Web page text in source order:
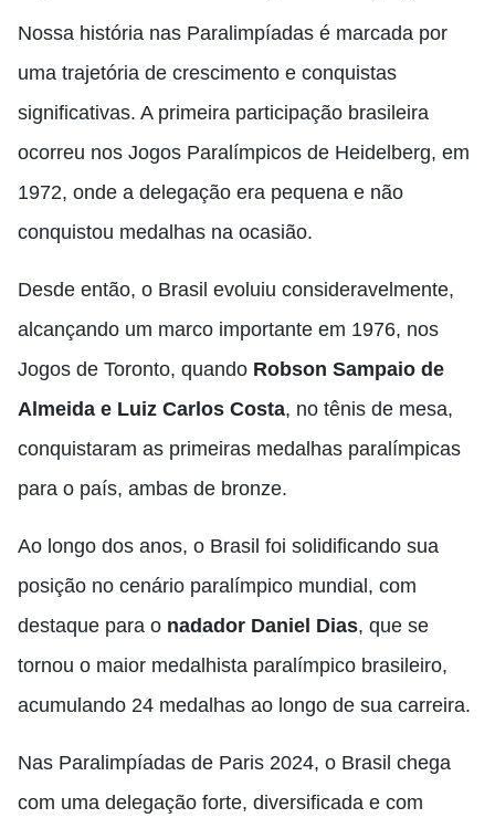
Nossa história nas Paralimpíadas é marcada por
uma trajetória de crescimento e conquistas
significativas. A primeira participação brasileira
ocorreu nos Jogos Paralímpicos de Heidelberg, em
1972, onde a delegação era pequena e não
conquistou medalhas na ocasião.
Desde então, o Brasil evoluiu consideravelmente,
alcançando um marco importante em 1976, nos
Jogos de Toronto, quando Robson Sampaio de
Almeida e Luiz Carlos Costa, no tênis de mesa,
conquistaram as primeiras medalhas paralímpicas
para o país, ambas de bronze.
Ao longo dos anos, o Brasil foi solidificando sua
posição no cenário paralímpico mundial, com
destaque para o nadador Daniel Dias, que se
tornou o maior medalhista paralímpico brasileiro,
acumulando 24 medalhas ao longo de sua carreira.
Nas Paralimpíadas de Paris 2024, o Brasil chega
com uma delegação forte, diversificada e com